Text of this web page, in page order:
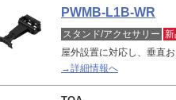
PWMB-L1B-WR
スタンド/アクセサリー
屋外設置に対応し、垂直
→詳細情報へ